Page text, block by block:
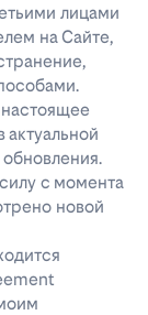
лицами
на Сайте,
с момента
новой